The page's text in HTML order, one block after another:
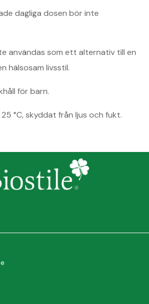
dagliga dosen bör inte
användas som ett alternativ till en
hälsosam livsstil.
för barn.
°C, skyddat från ljus och fukt.